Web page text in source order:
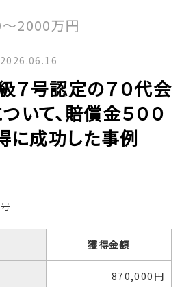
2000万円
2026.06.16
級７号認定の７０代会
いて、賠償金５００
に成功した事例
獲得金額
870,000円